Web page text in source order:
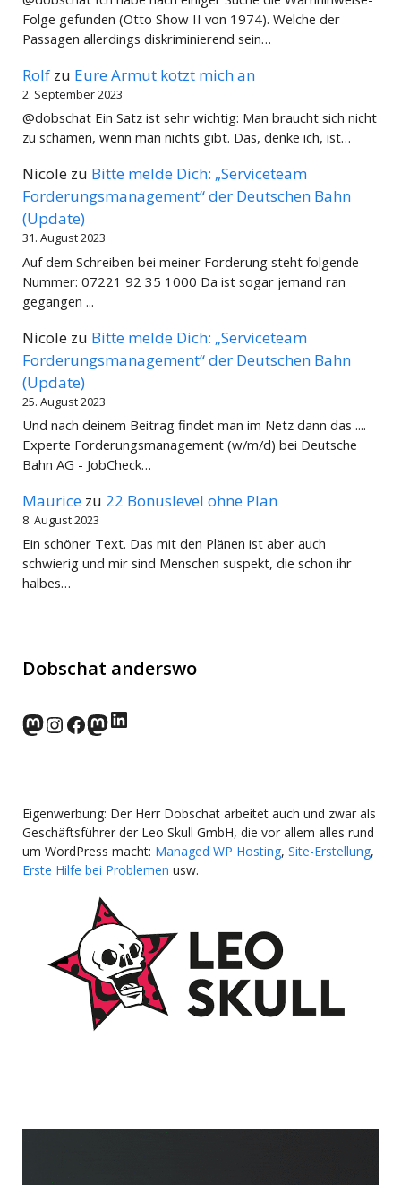
Folge gefunden (Otto Show II von 1974). Welche der
Passagen allerdings diskriminierend sein…
Rolf zu Eure Armut kotzt mich an
2. September 2023
@dobschat Ein Satz ist sehr wichtig: Man braucht sich nicht
zu schämen, wenn man nichts gibt. Das, denke ich, ist…
Nicole zu Bitte melde Dich: „Serviceteam
Forderungsmanagement“ der Deutschen Bahn
(Update)
31. August 2023
Auf dem Schreiben bei meiner Forderung steht folgende
Nummer: 07221 92 35 1000 Da ist sogar jemand ran
gegangen ...
Nicole zu Bitte melde Dich: „Serviceteam
Forderungsmanagement“ der Deutschen Bahn
(Update)
25. August 2023
Und nach deinem Beitrag findet man im Netz dann das ....
Experte Forderungsmanagement (w/m/d) bei Deutsche
Bahn AG - JobCheck…
Maurice zu 22 Bonuslevel ohne Plan
8. August 2023
Ein schöner Text. Das mit den Plänen ist aber auch
schwierig und mir sind Menschen suspekt, die schon ihr
halbes…
Dobschat anderswo
norden.social
Instagram
Facebook
wp-punks.social
LinkedIn
Eigenwerbung: Der Herr Dobschat arbeitet auch und zwar als
Geschäftsführer der Leo Skull GmbH, die vor allem alles rund
um WordPress macht: Managed WP Hosting, Site-Erstellung,
Erste Hilfe bei Problemen usw.